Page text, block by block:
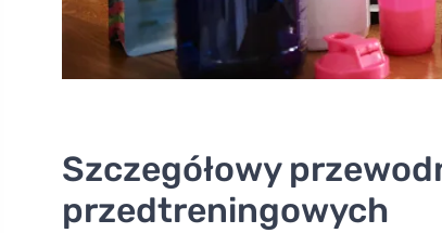
Szczegółowy
przedtreningowych